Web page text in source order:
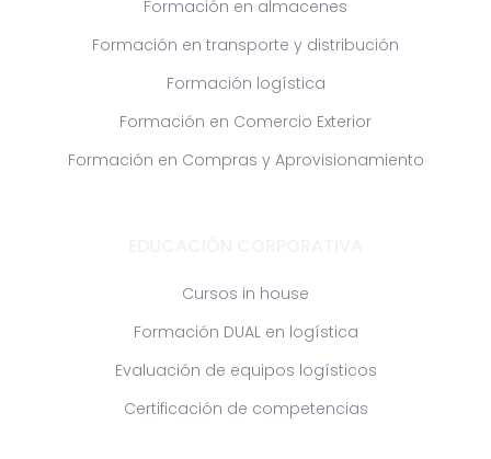
Formación en almacenes
Formación en transporte y distribución
Formación logística
Formación en Comercio Exterior
Formación en Compras y Aprovisionamiento
Cursos in house
Formación DUAL en logística
Evaluación de equipos logísticos
Certificación de competencias